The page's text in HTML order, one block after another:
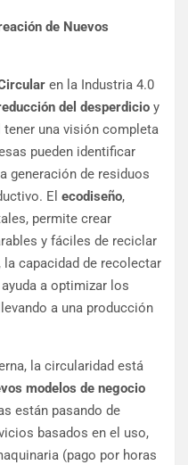
de Nuevos
en la Industria 4.0
del desperdicio y
tener una visión completa
pueden identificar
generación de residuos
El ecodiseño,
permite crear
y fáciles de reciclar
capacidad de recolectar
a optimizar los
a una producción
la circularidad está
modelos de negocio
están pasando de
basados en el uso,
(pago por horas